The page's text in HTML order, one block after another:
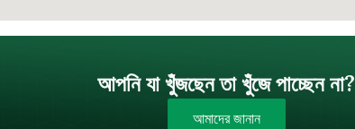
আপনি যা খুঁজছেন তা খুঁজে পাচ্ছেন না?
আমাদের জানান